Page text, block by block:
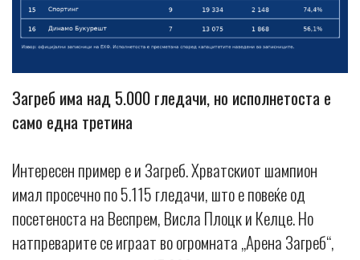
Загреб има над 5.000 гледачи, но исполнетоста е
само една третина
Интересен пример е и Загреб. Хрватскиот шампион
имал просечно по 5.115 гледачи, што е повеќе од
посетеноста на Веспрем, Висла Плоцк и Келце. Но
натпреварите се играат во огромната „Арена Загреб“,